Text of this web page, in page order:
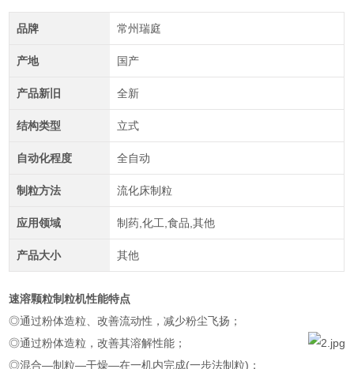
品牌 常州瑞庭
产地 国产
产品新旧 全新
结构类型 立式
自动化程度 全自动
制粒方法 流化床制粒
应用领域 制药,化工,食品,其他
产品大小 其他
速溶颗粒制粒机性能特点
◎通过粉体造粒、改善流动性，减少粉尘飞扬；
◎通过粉体造粒，改善其溶解性能；
◎混合—制粒—干燥—在一机内完成(一步法制粒)；